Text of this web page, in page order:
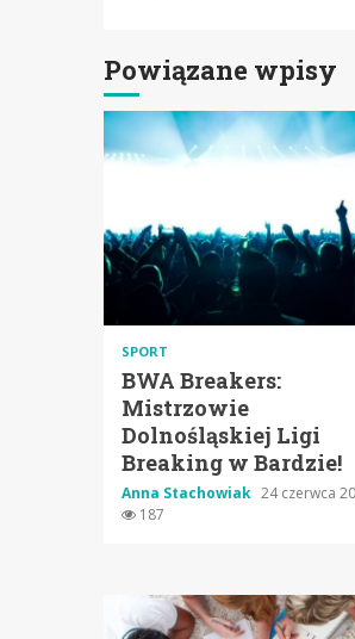
Powiązane wpisy
SPORT
BWA Breakers:
Mistrzowie
Dolnośląskiej Ligi
Breaking w Bardzie!
Anna Stachowiak 24 czerwca
187